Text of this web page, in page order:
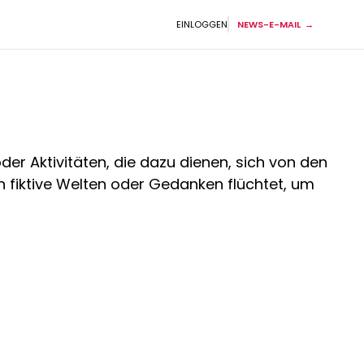
EINLOGGEN NEWS-E-MAIL
Aktivitäten, die dazu dienen, sich von den
fiktive Welten oder Gedanken flüchtet, um